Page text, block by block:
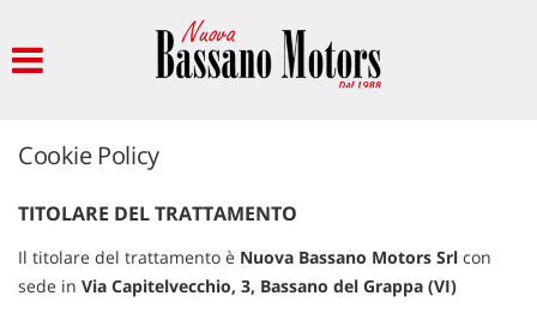
AUTO IN VETRINA
Cookie Policy
TITOLARE DEL TRATTAMENTO
Il titolare del trattamento è Nuova Bassano Motors Srl con
sede in Via Capitelvecchio, 3, Bassano del Grappa (VI)